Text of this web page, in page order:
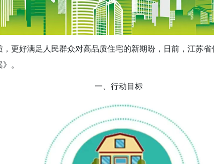
更好满足人民群众对高品质住宅的新期盼，日前，江苏
。
一、行动目标